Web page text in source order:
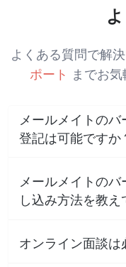
よくある質問で解
ポート までお気
メールメイトの
登記は可能ですか
メールメイトの
し込み方法を教え
オンライン面談は